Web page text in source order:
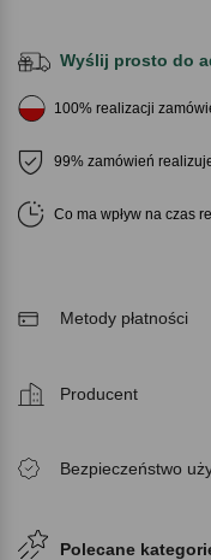
Wyślij prosto do
100% realizacji
99% zamówień
Co ma wpływ na czas
Metody płatności
Producent
Bezpieczeństwo
Polecane